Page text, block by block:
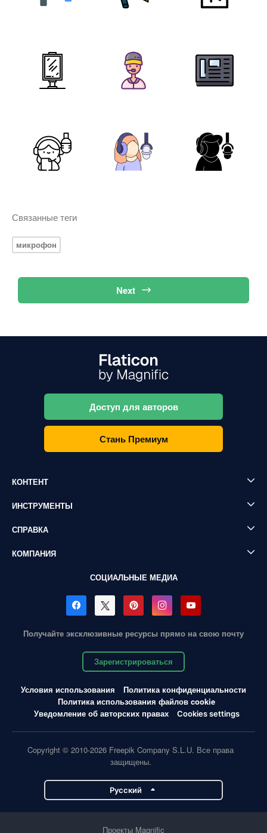
Связанные теги
микрофон
Next
Доступ для авторов
Стань Премиум
КОНТЕНТ
ИНСТРУМЕНТЫ
СПРАВКА
КОМПАНИЯ
СОЦИАЛЬНЫЕ МЕДИА
Получайте эксклюзивные ресурсы прямо на свою почту
Зарегистрироваться
Условия использования
Политика конфиденциальности
Политика использования файлов cookie
Уведомление об авторских правах
Cookies settings
Copyright © 2010-2026 Freepik Company S.L.U. Все права
защищены.
Pусский
Проекты Magnific